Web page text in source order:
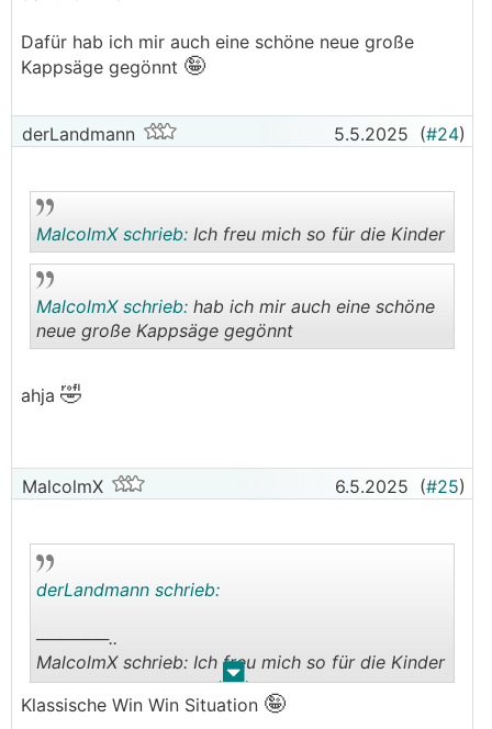
Dafür hab ich mir auch eine schöne neue große
Kappsäge gegönnt 🤪
derLandmann 5.5.2025 (#24)
MalcolmX schrieb: Ich freu mich so für die Kinder
MalcolmX schrieb: hab ich mir auch eine schöne
neue große Kappsäge gegönnt
ahja 🤣
MalcolmX 6.5.2025 (#25)
. .
derLandmann schrieb:
──────..
MalcolmX schrieb: Ich freu mich so für die Kinder
───────────────
Klassische Win Win Situation 🤪